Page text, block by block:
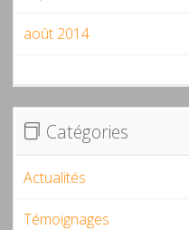
août 2014
Catégories
Actualités
Témoignages